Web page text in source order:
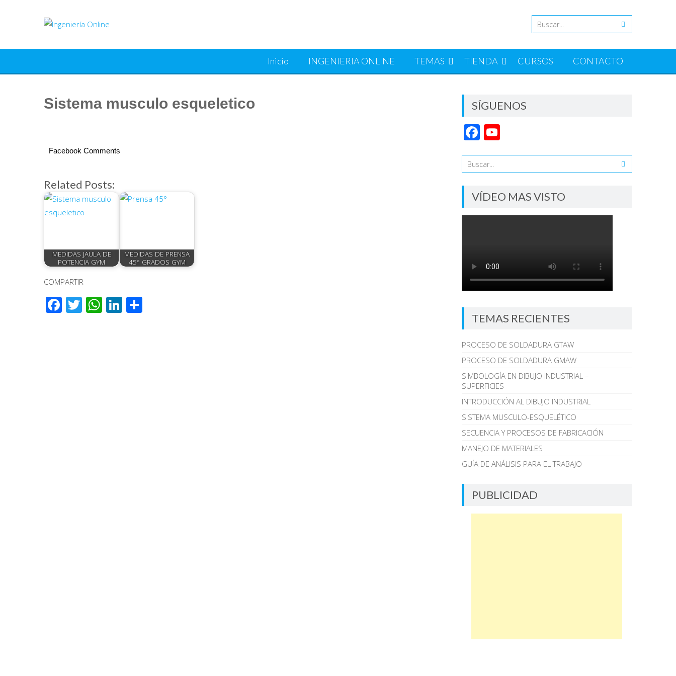
Inicio INGENIERIA ONLINE TEMAS TIENDA CURSOS CONTACTO
Sistema musculo esqueletico
Facebook Comments
Related Posts:
MEDIDAS JAULA DE
POTENCIA GYM
MEDIDAS DE PRENSA
45° GRADOS GYM
COMPARTIR
Facebook
Twitter
WhatsApp
LinkedIn
SÍGUENOS
Facebook
YouTube
VÍDEO MAS VISTO
TEMAS RECIENTES
PROCESO DE SOLDADURA GTAW
PROCESO DE SOLDADURA GMAW
SIMBOLOGÍA EN DIBUJO INDUSTRIAL –
SUPERFICIES
INTRODUCCIÓN AL DIBUJO INDUSTRIAL
SISTEMA MUSCULO-ESQUELÉTICO
SECUENCIA Y PROCESOS DE FABRICACIÓN
MANEJO DE MATERIALES
GUÍA DE ANÁLISIS PARA EL TRABAJO
PUBLICIDAD